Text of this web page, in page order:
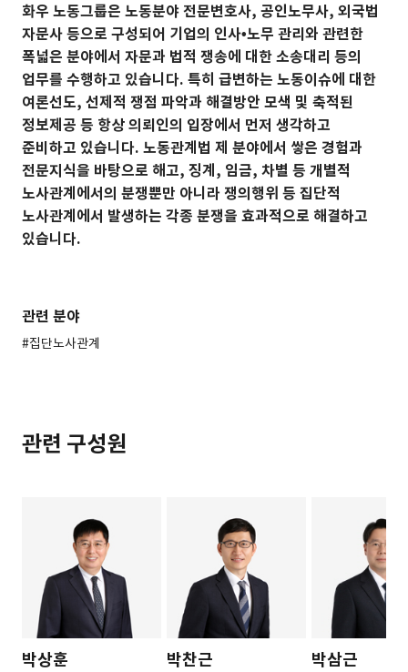
화우 노동그룹은 노동분야 전문변호사, 공인노무사, 외국법
자문사 등으로 구성되어 기업의 인사•노무 관리와 관련한
폭넓은 분야에서 자문과 법적 쟁송에 대한 소송대리 등의
업무를 수행하고 있습니다. 특히 급변하는 노동이슈에 대한
여론선도, 선제적 쟁점 파악과 해결방안 모색 및 축적된
정보제공 등 항상 의뢰인의 입장에서 먼저 생각하고
준비하고 있습니다. 노동관계법 제 분야에서 쌓은 경험과
전문지식을 바탕으로 해고, 징계, 임금, 차별 등 개별적
노사관계에서의 분쟁뿐만 아니라 쟁의행위 등 집단적
노사관계에서 발생하는 각종 분쟁을 효과적으로 해결하고
있습니다.
관련 분야
#집단노사관계
관련 구성원
박상훈 박찬근 박삼근